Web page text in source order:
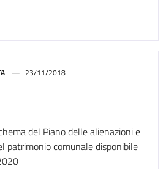
23/11/2018
del Piano delle alienazioni e
patrimonio comunale disponibile